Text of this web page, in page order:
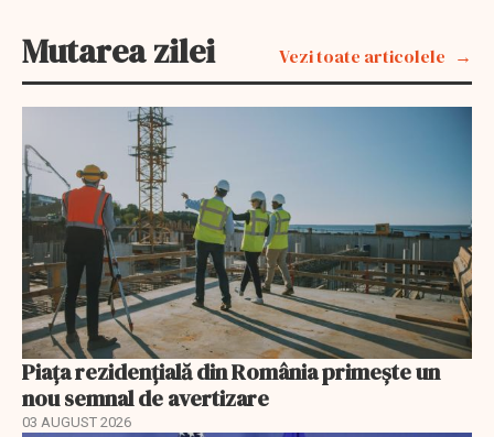
Mutarea zilei Vezi toate articolele
Piața rezidențială din România primește un
nou semnal de avertizare
03 AUGUST 2026